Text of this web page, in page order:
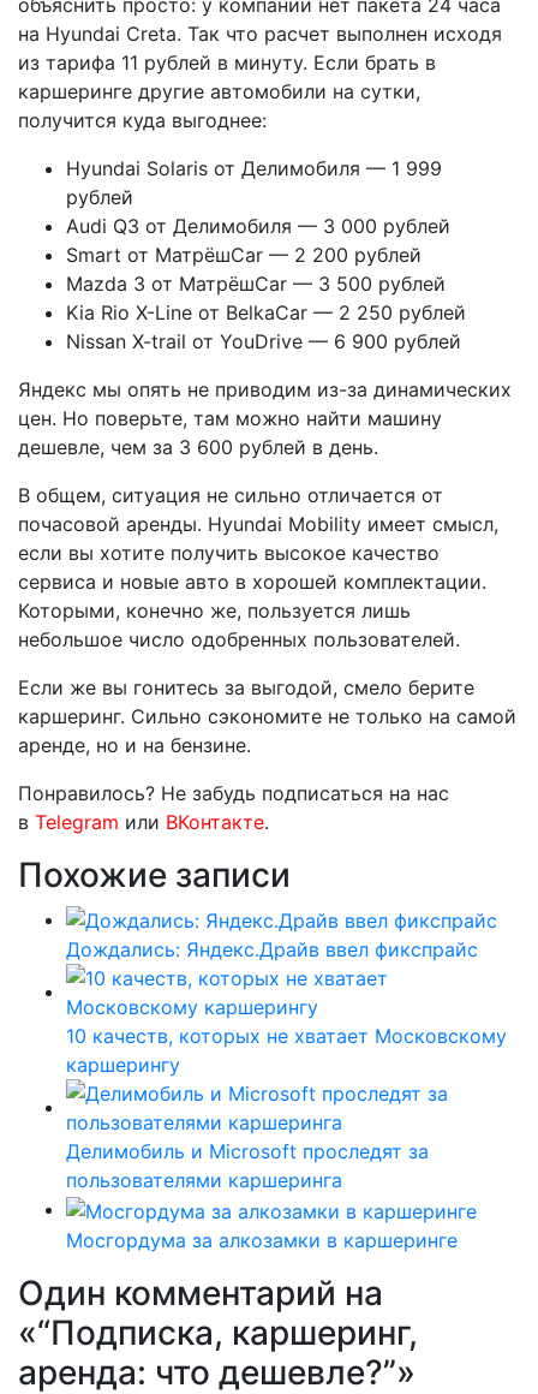
на Hyundai Creta. Так что расчет выполнен исходя
из тарифа 11 рублей в минуту. Если брать в
каршеринге другие автомобили на сутки,
получится куда выгоднее:
Hyundai Solaris от Делимобиля — 1 999
рублей
Audi Q3 от Делимобиля — 3 000 рублей
Smart от МатрёшCar — 2 200 рублей
Mazda 3 от МатрёшCar — 3 500 рублей
Kia Rio X-Line от BelkaCar — 2 250 рублей
Nissan X-trail от YouDrive — 6 900 рублей
Яндекс мы опять не приводим из-за динамических
цен. Но поверьте, там можно найти машину
дешевле, чем за 3 600 рублей в день.
В общем, ситуация не сильно отличается от
почасовой аренды. Hyundai Mobility имеет смысл,
если вы хотите получить высокое качество
сервиса и новые авто в хорошей комплектации.
Которыми, конечно же, пользуется лишь
небольшое число одобренных пользователей.
Если же вы гонитесь за выгодой, смело берите
каршеринг. Сильно сэкономите не только на самой
аренде, но и на бензине.
Понравилось? Не забудь подписаться на нас
в Telegram или ВКонтакте.
Похожие записи
Дождались: Яндекс.Драйв ввел фикспрайс
10 качеств, которых не хватает Московскому
каршерингу
Делимобиль и Microsoft проследят за
пользователями каршеринга
Мосгордума за алкозамки в каршеринге
Один комментарий на
«“Подписка, каршеринг,
аренда: что дешевле?”»